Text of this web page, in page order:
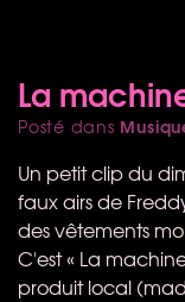
La
Posté dans
Un petit clip du
faux airs de
des vêtements
C'est « La
produit local